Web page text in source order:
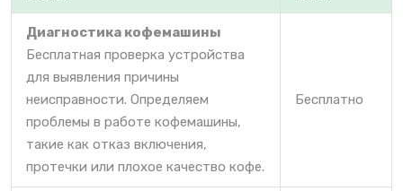
Диагностика кофемашины
Бесплатная проверка устройства
для выявления причины
неисправности. Определяем
проблемы в работе кофемашины,
такие как отказ включения,
протечки или плохое качество кофе.
Бесплатно